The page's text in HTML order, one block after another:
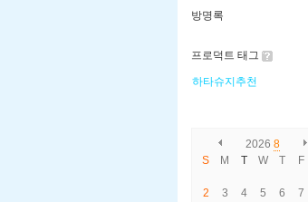
방명록
프로덕트 태그
하타슈지추천
2026 8
S
M T W T F
2
3 4 5 6 7